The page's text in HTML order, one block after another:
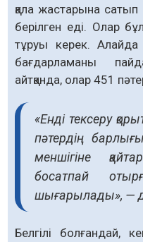
қала жастарына сатып
берілген еді. Олар
тұруы керек.
бағдарламаны
айтқанда, олар 451
«Енді тексеру
пәтердің
меншігіне
босатпай
шығарылады», —
Белгілі болғандай,